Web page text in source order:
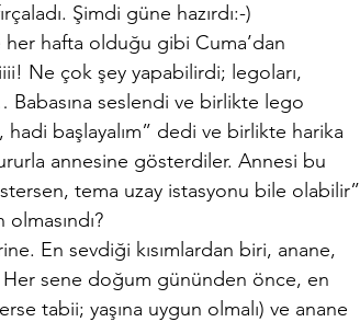
Şimdi güne hazırdı:-)
hafta olduğu gibi Cuma’dan
Ne çok şey yapabilirdi; legoları,
seslendi ve birlikte lego
başlayalım” dedi ve birlikte harika
annesine gösterdiler. Annesi bu
tema uzay istasyonu bile olabilir”
En sevdiği kısımlardan biri, anane,
Her sene doğum gününden önce, en
tabii; yaşına uygun olmalı) ve anane